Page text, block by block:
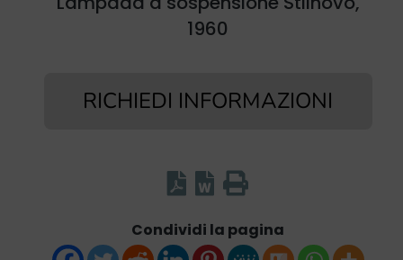
1960
RICHIEDI INFORMAZIONI
Condividi la pagina